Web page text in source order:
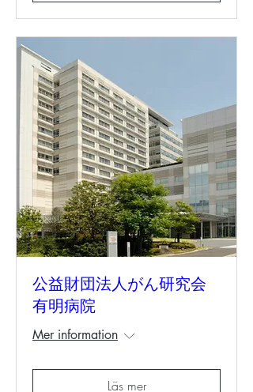
公益財団法人がん研究会
有明病院
Mer information
Läs mer